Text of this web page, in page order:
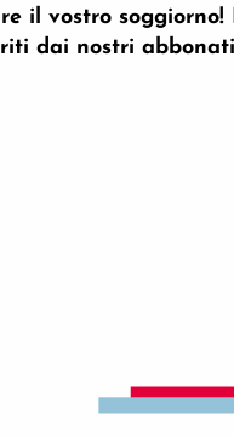
il vostro
dai nostri